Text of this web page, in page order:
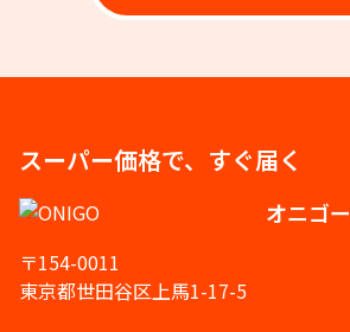
スーパー価格で、すぐ届く
オニゴー
〒154-0011
東京都世田谷区上馬1-17-5